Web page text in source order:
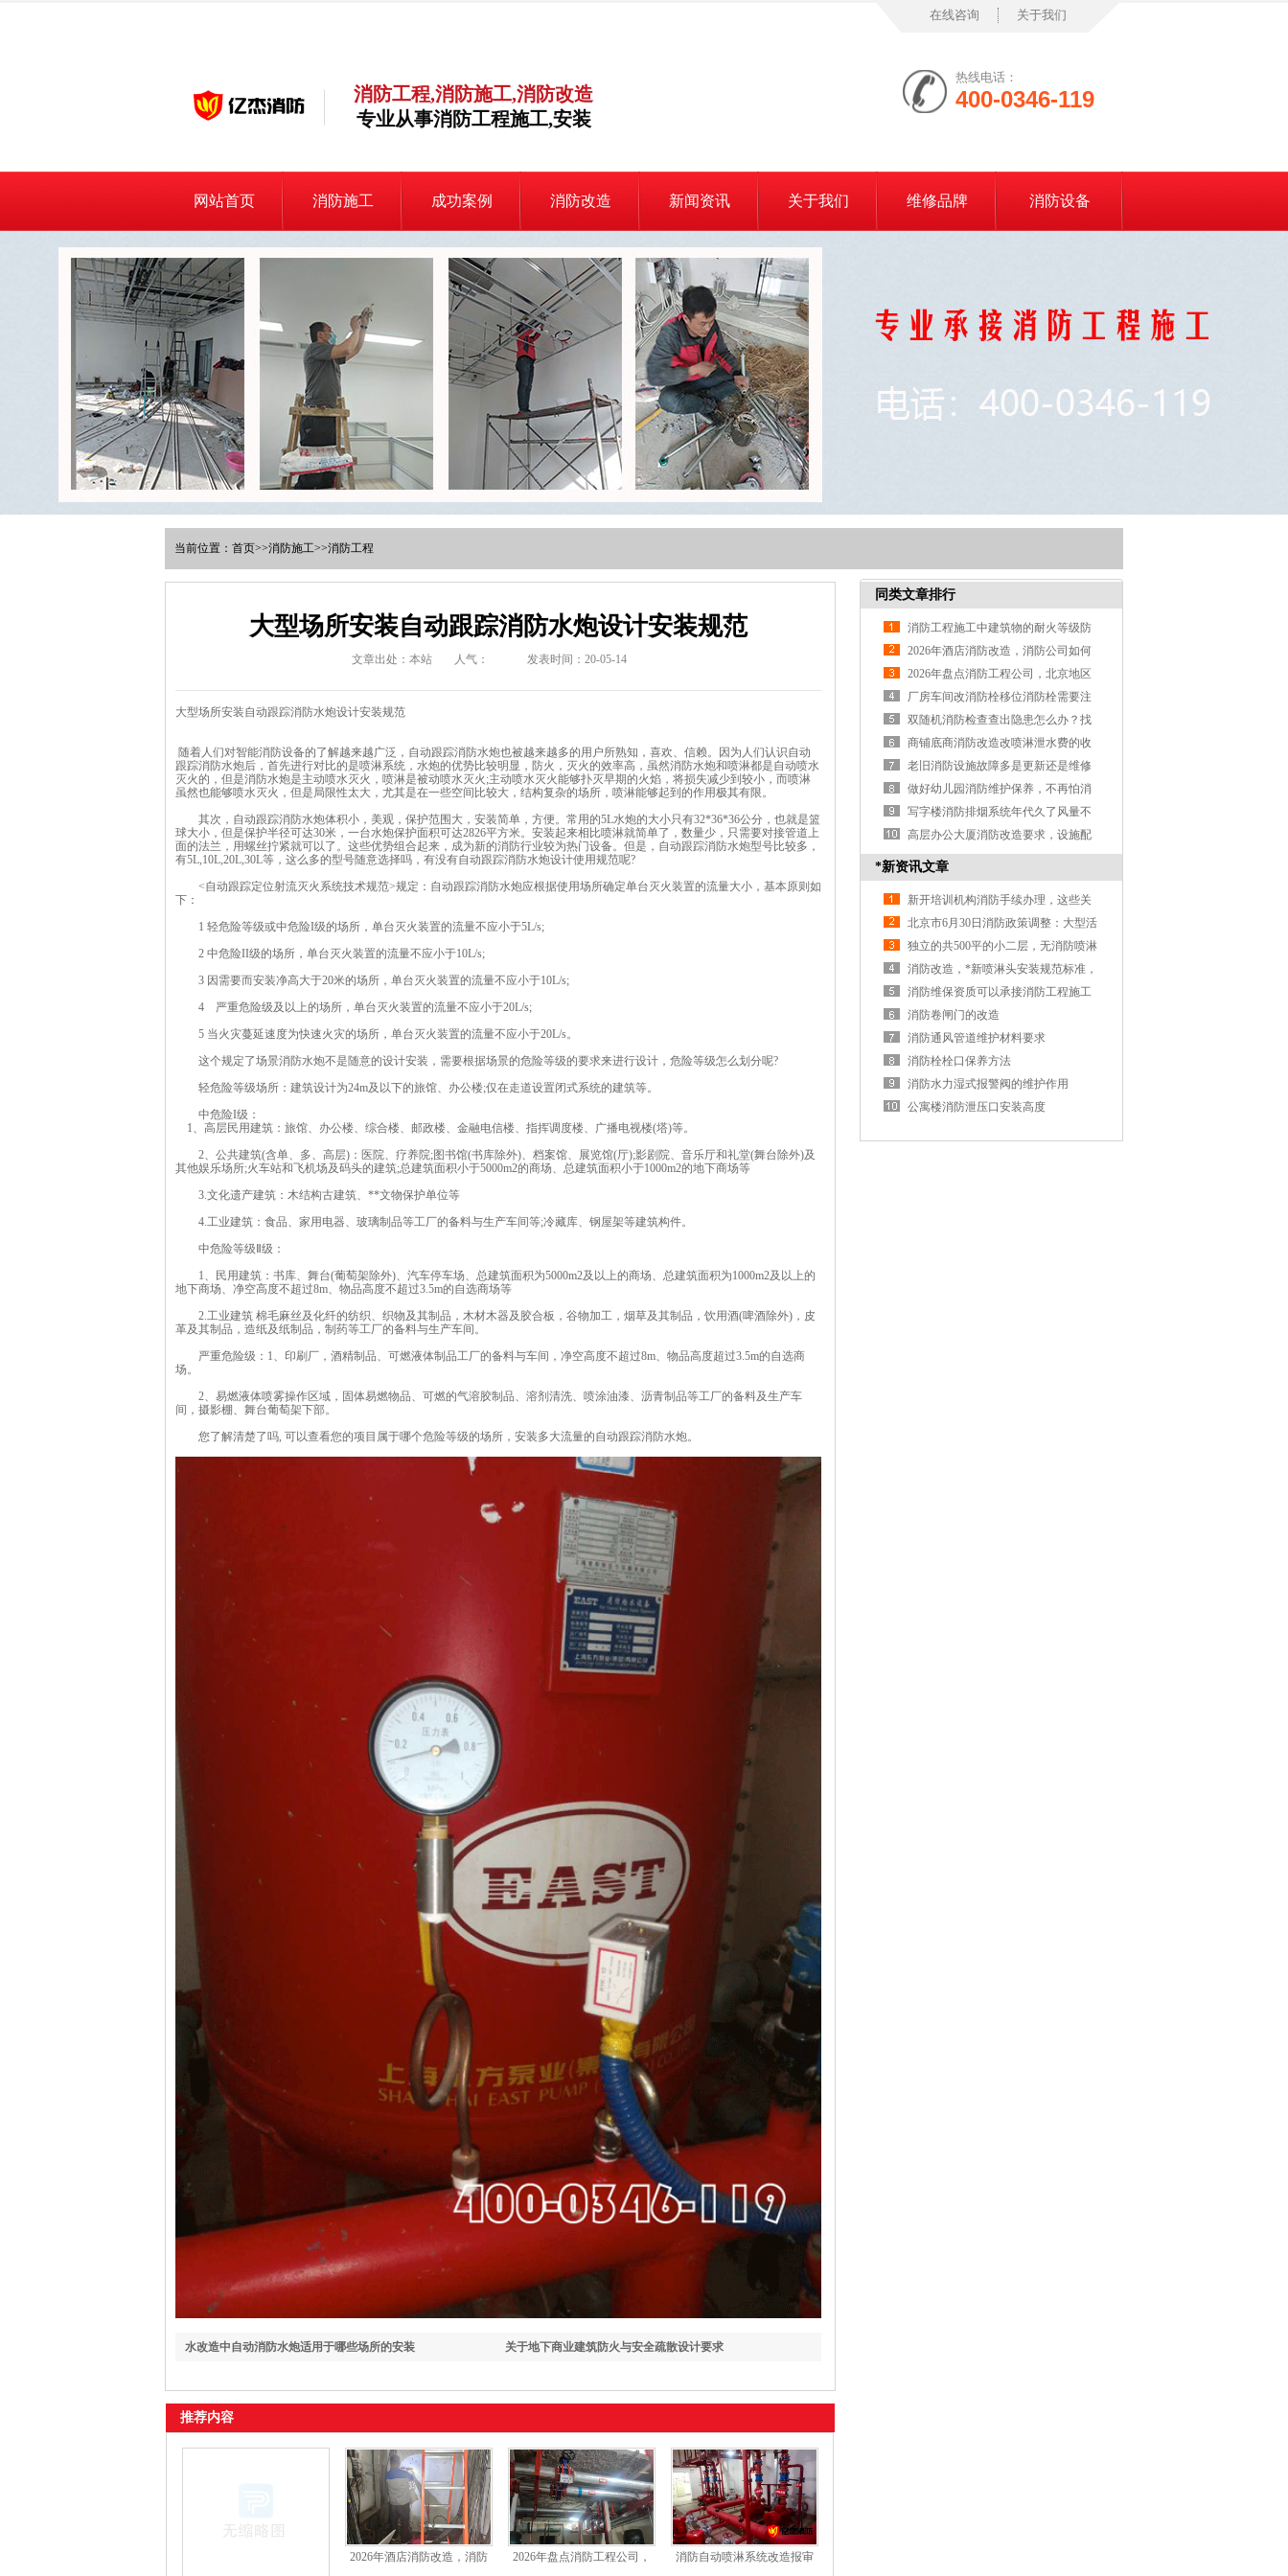
在线咨询 关于我们
消防工程,消防施工,消防改造
专业从事消防工程施工,安装
热线电话：
400-0346-119
网站首页 消防施工 成功案例 消防改造 新闻资讯 关于我们 维修品牌 消防设备
当前位置： 首页>>消防施工>>消防工程
大型场所安装自动跟踪消防水炮设计安装规范
文章出处：本站 人气： 发表时间：20-05-14
大型场所安装自动跟踪消防水炮设计安装规范
随着人们对智能消防设备的了解越来越广泛，自动跟踪消防水炮也被越来越多的用户所熟知，喜欢、信赖。因为人们认识自动
跟踪消防水炮后，首先进行对比的是喷淋系统，水炮的优势比较明显，防火，灭火的效率高，虽然消防水炮和喷淋都是自动喷水
灭火的，但是消防水炮是主动喷水灭火，喷淋是被动喷水灭火;主动喷水灭火能够扑灭早期的火焰，将损失减少到较小，而喷淋
虽然也能够喷水灭火，但是局限性太大，尤其是在一些空间比较大，结构复杂的场所，喷淋能够起到的作用极其有限。
其次，自动跟踪消防水炮体积小，美观，保护范围大，安装简单，方便。常用的5L水炮的大小只有32*36*36公分，也就是篮
球大小，但是保护半径可达30米，一台水炮保护面积可达2826平方米。安装起来相比喷淋就简单了，数量少，只需要对接管道上
面的法兰，用螺丝拧紧就可以了。这些优势组合起来，成为新的消防行业较为热门设备。但是，自动跟踪消防水炮型号比较多，
有5L,10L,20L,30L等，这么多的型号随意选择吗，有没有自动跟踪消防水炮设计使用规范呢?
<自动跟踪定位射流灭火系统技术规范>规定：自动跟踪消防水炮应根据使用场所确定单台灭火装置的流量大小，基本原则如
下：
1 轻危险等级或中危险I级的场所，单台灭火装置的流量不应小于5L/s;
2 中危险II级的场所，单台灭火装置的流量不应小于10L/s;
3 因需要而安装净高大于20米的场所，单台灭火装置的流量不应小于10L/s;
4 严重危险级及以上的场所，单台灭火装置的流量不应小于20L/s;
5 当火灾蔓延速度为快速火灾的场所，单台灭火装置的流量不应小于20L/s。
这个规定了场景消防水炮不是随意的设计安装，需要根据场景的危险等级的要求来进行设计，危险等级怎么划分呢?
轻危险等级场所：建筑设计为24m及以下的旅馆、办公楼;仅在走道设置闭式系统的建筑等。
中危险I级：
1、高层民用建筑：旅馆、办公楼、综合楼、邮政楼、金融电信楼、指挥调度楼、广播电视楼(塔)等。
2、公共建筑(含单、多、高层)：医院、疗养院;图书馆(书库除外)、档案馆、展览馆(厅);影剧院、音乐厅和礼堂(舞台除外)及
其他娱乐场所;火车站和飞机场及码头的建筑;总建筑面积小于5000m2的商场、总建筑面积小于1000m2的地下商场等
3.文化遗产建筑：木结构古建筑、**文物保护单位等
4.工业建筑：食品、家用电器、玻璃制品等工厂的备料与生产车间等;冷藏库、钢屋架等建筑构件。
中危险等级Ⅱ级：
1、民用建筑：书库、舞台(葡萄架除外)、汽车停车场、总建筑面积为5000m2及以上的商场、总建筑面积为1000m2及以上的
地下商场、净空高度不超过8m、物品高度不超过3.5m的自选商场等
2.工业建筑 棉毛麻丝及化纤的纺织、织物及其制品，木材木器及胶合板，谷物加工，烟草及其制品，饮用酒(啤酒除外)，皮
革及其制品，造纸及纸制品，制药等工厂的备料与生产车间。
严重危险级：1、印刷厂，酒精制品、可燃液体制品工厂的备料与车间，净空高度不超过8m、物品高度超过3.5m的自选商
场。
2、易燃液体喷雾操作区域，固体易燃物品、可燃的气溶胶制品、溶剂清洗、喷涂油漆、沥青制品等工厂的备料及生产车
间，摄影棚、舞台葡萄架下部。
您了解清楚了吗, 可以查看您的项目属于哪个危险等级的场所，安装多大流量的自动跟踪消防水炮。
关于地下商业建筑防火与安全疏散设计要求
水改造中自动消防水炮适用于哪些场所的安装
推荐内容
2026年酒店消防改造，消防
2026年盘点消防工程公司，
消防自动喷淋系统改造报审
同类文章排行
消防工程施工中建筑物的耐火等级防
火分区、防火间距及疏散出口知识点
2026年酒店消防改造，消防公司如何
选
2026年盘点消防工程公司，北京地区
哪家比较靠谱
厂房车间改消防栓移位消防栓需要注
意哪些事项
双随机消防检查查出隐患怎么办？找
什么公司做消防改造整改*靠谱
商铺底商消防改造改喷淋泄水费的收
费标准是什么？
老旧消防设施故障多是更新还是维修
合适呢？
做好幼儿园消防维护保养，不再怕消
防检查
写字楼消防排烟系统年代久了风量不
达标如何改造
高层办公大厦消防改造要求，设施配
置标准
*新资讯文章
新开培训机构消防手续办理，这些关
键步骤你知道吗？
北京市6月30日消防政策调整：大型活
动与商业经营无需审批
独立的共500平的小二层，无消防喷淋
系统，可以做教培场所吗
消防改造，*新喷淋头安装规范标准，
喷头的溅水盘与顶部的距离
消防维保资质可以承接消防工程施工
吗
消防卷闸门的改造
消防通风管道维护材料要求
消防栓栓口保养方法
消防水力湿式报警阀的维护作用
公寓楼消防泄压口安装高度